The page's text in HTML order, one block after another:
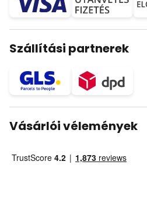
Szállítási partnerek
Vásárlói vélemények